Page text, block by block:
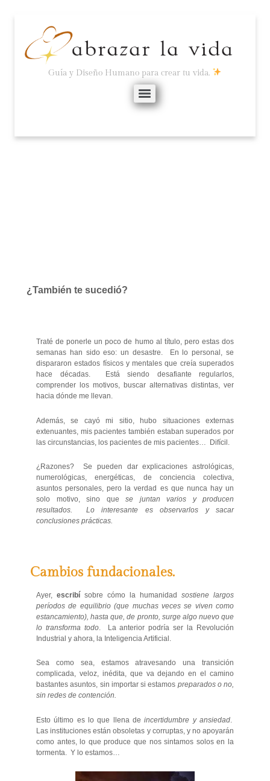
Guía y Diseño Humano para crear tu vida.
¿También te sucedió?
Traté de ponerle un poco de humo al título, pero estas dos
semanas han sido eso: un desastre. En lo personal, se
dispararon estados físicos y mentales que creía superados
hace décadas. Está siendo desafiante regularlos,
comprender los motivos, buscar alternativas distintas, ver
hacia dónde me llevan.
Además, se cayó mi sitio, hubo situaciones externas
extenuantes, mis pacientes también estaban superados por
las circunstancias, los pacientes de mis pacientes… Difícil.
¿Razones? Se pueden dar explicaciones astrológicas,
numerológicas, energéticas, de conciencia colectiva,
asuntos personales, pero la verdad es que nunca hay un
solo motivo, sino que se juntan varios y producen
resultados. Lo interesante es observarlos y sacar
conclusiones prácticas.
Cambios fundacionales.
Ayer, escribí sobre cómo la humanidad sostiene largos
períodos de equilibrio (que muchas veces se viven como
estancamiento), hasta que, de pronto, surge algo nuevo que
lo transforma todo. La anterior podría ser la Revolución
Industrial y ahora, la Inteligencia Artificial.
Sea como sea, estamos atravesando una transición
complicada, veloz, inédita, que va dejando en el camino
bastantes asuntos, sin importar si estamos preparados o no,
sin redes de contención.
Esto último es lo que llena deincertidumbre y ansiedad
Las instituciones están obsoletas y corruptas, y no apoyarán
como antes, lo que produce que nos sintamos solos en la
tormenta. Y lo estamos…